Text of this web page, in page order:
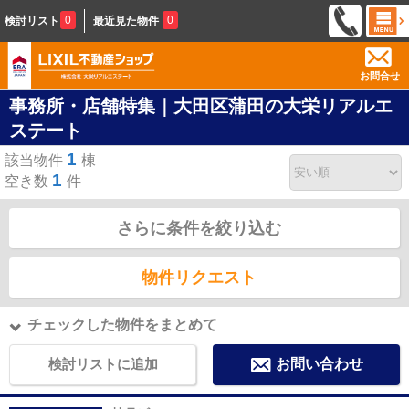
検討リスト 0 最近見た物件 0
お問合せ
事務所・店舗特集｜大田区蒲田の大栄リアルエ
ステート
該当物件 1 棟
空き数 1 件
さらに条件を絞り込む
物件リクエスト
チェックした物件をまとめて
検討リストに追加 お問い合わせ